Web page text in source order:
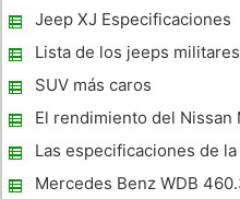
Explorer XLT
Jeep XJ Especificaciones
Lista de los jeeps
Unidos
SUV más caros
El rendimiento del Nissan
Las especificaciones de
Mercedes Benz WDB